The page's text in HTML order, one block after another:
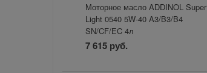
Моторное масло ADDINOL Super
Light 0540 5W-40 A3/B3/B4
SN/CF/EC 4л
7 615 руб.